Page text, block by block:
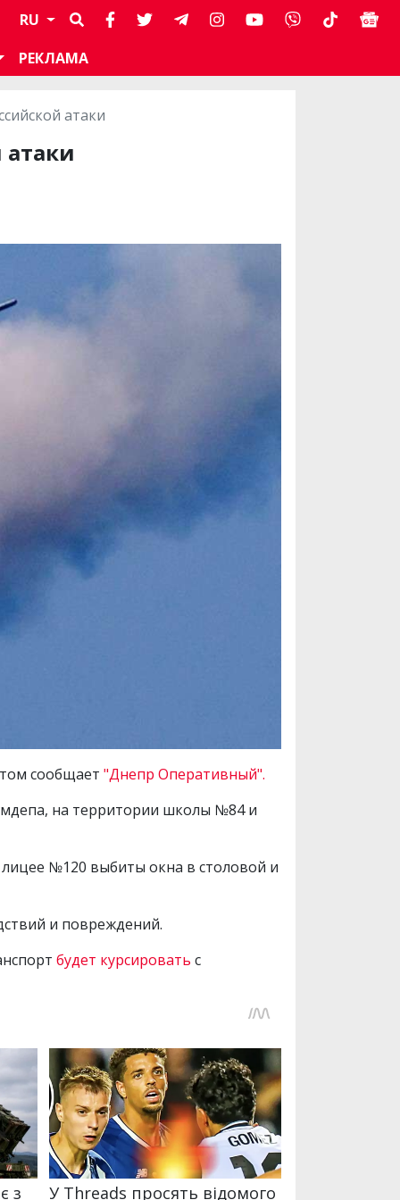
RU
РЕКЛАМА
атаки
сообщает "Днепр Оперативный".
на территории школы №84 и
№120 выбиты окна в столовой и
и повреждений.
будет курсировать с